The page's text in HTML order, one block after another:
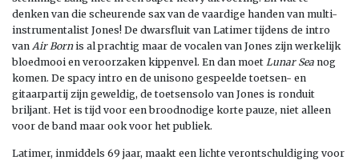
denken van die scheurende sax van de vaardige handen van multi-
instrumentalist Jones! De dwarsfluit van Latimer tijdens de intro
van Air Bornis al prachtig maar de vocalen van Jones zijn werkelijk
bloedmooi en veroorzaken kippenvel. En dan moet Lunar Sea nog
komen. De spacy intro en de unisono gespeelde toetsen- en
gitaarpartij zijn geweldig, de toetsensolo van Jones is ronduit
briljant. Het is tijd voor een broodnodige korte pauze, niet alleen
voor de band maar ook voor het publiek.
Latimer, inmiddels 69 jaar, maakt een lichte verontschuldiging voor